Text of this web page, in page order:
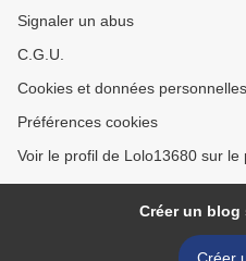
Signaler un abus
C.G.U.
Cookies et données personnelles
Préférences cookies
Voir le profil de Lolo13680 sur le
Créer un blog